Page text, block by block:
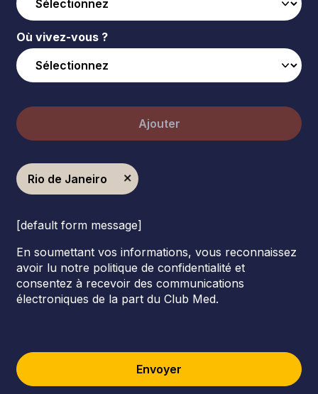
Où vivez-vous ?
Ajouter
Rio de Janeiro
[default form message]
En soumettant vos informations, vous reconnaissez
avoir lu notre politique de confidentialité et
consentez à recevoir des communications
électroniques de la part du Club Med.
Envoyer